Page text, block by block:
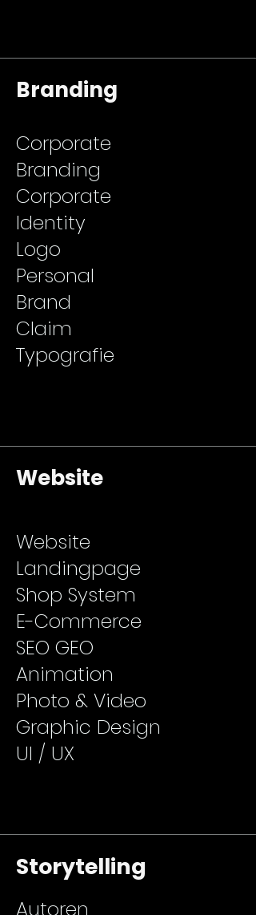
Branding
Corporate
Branding
Corporate
Identity
Logo
Personal
Brand
Claim
Typografie
Website
Website
Landingpage
Shop System
E-Commerce
SEO GEO
Animation
Photo & Video
Graphic Design
UI / UX
Storytelling
Autoren